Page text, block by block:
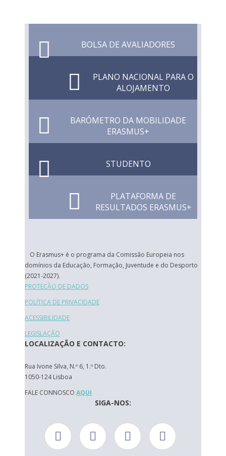
BOLSA DE AVALIADORES
PLANO NACIONAL PARA O
ALOJAMENTO
BARÓMETRO DA MOBILIDADE
ERASMUS+
STUDENTO
PLATAFORMA DE
RESULTADOS ERASMUS+
O Erasmus+ é o programa da Comissão Europeia nos
domínios da Educação, Formação, Juventude e do Desporto
(2021-2027).
PROTEÇÃO DE DADOS
POLÍTICA DE PRIVACIDADE
ACESSIBILIDADE
LEGISLAÇÃO
LOCALIZAÇÃO E CONTACTO:
Rua Ivone Silva, N.º 6, 1.º Dto.
1050-124 Lisboa
FALE CONNOSCO AQUI
SIGA-NOS: